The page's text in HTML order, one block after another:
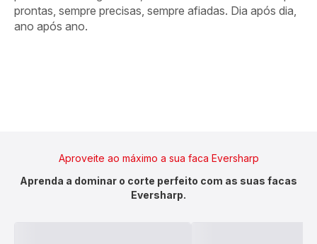
prontas, sempre precisas, sempre afiadas. Dia após dia,
ano após ano.
Aproveite ao máximo a sua faca Eversharp
Aprenda a dominar o corte perfeito com as suas facas
Eversharp.